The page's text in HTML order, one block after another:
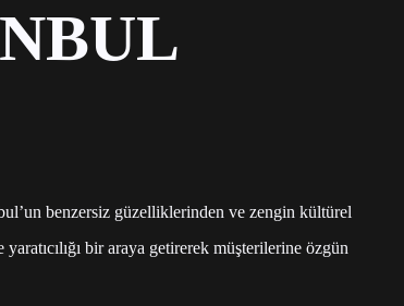
benzersiz güzelliklerinden ve zengin kültürel
bir araya getirerek müşterilerine özgün